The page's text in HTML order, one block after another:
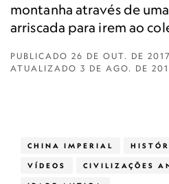
montanha através de
arriscada para irem ao
PUBLICADO 26 DE OUT. DE
ATUALIZADO 3 DE AGO. DE
CHINA IMPERIAL
VÍDEOS CIVILIZAÇÕES